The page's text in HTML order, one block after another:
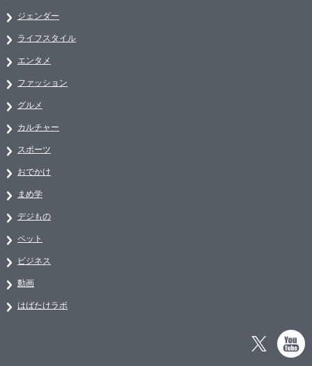
ジェンダー
ライフスタイル
エンタメ
ファッション
グルメ
カルチャー
スポーツ
おでかけ
まめ学
デジもの
ペット
ビジネス
動画
はばたけラボ